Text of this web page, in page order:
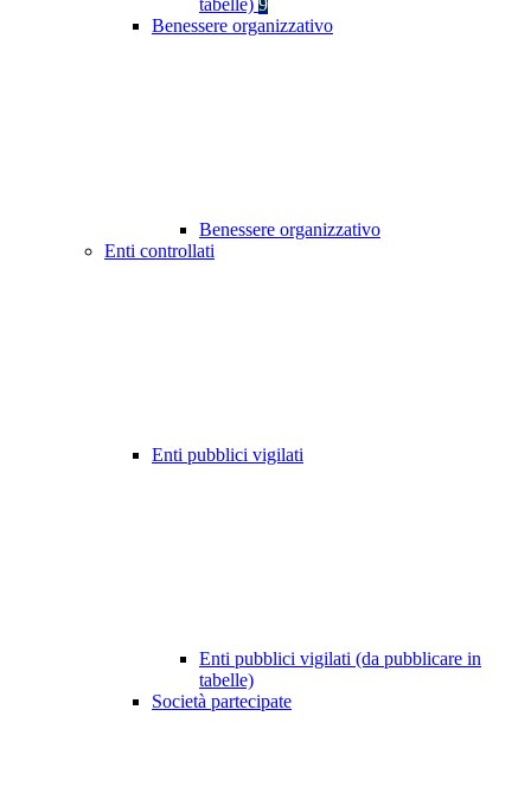
tabelle) 9
Benessere organizzativo
Benessere organizzativo
Enti controllati
Enti pubblici vigilati
Enti pubblici vigilati (da pubblicare in
tabelle)
Società partecipate